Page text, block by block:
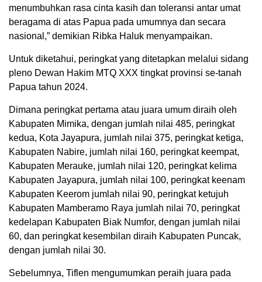
menumbuhkan rasa cinta kasih dan toleransi antar umat
beragama di atas Papua pada umumnya dan secara
nasional,” demikian Ribka Haluk menyampaikan.
Untuk diketahui, peringkat yang ditetapkan melalui sidang
pleno Dewan Hakim MTQ XXX tingkat provinsi se-tanah
Papua tahun 2024.
Dimana peringkat pertama atau juara umum diraih oleh
Kabupaten Mimika, dengan jumlah nilai 485, peringkat
kedua, Kota Jayapura, jumlah nilai 375, peringkat ketiga,
Kabupaten Nabire, jumlah nilai 160, peringkat keempat,
Kabupaten Merauke, jumlah nilai 120, peringkat kelima
Kabupaten Jayapura, jumlah nilai 100, peringkat keenam
Kabupaten Keerom jumlah nilai 90, peringkat ketujuh
Kabupaten Mamberamo Raya jumlah nilai 70, peringkat
kedelapan Kabupaten Biak Numfor, dengan jumlah nilai
60, dan peringkat kesembilan diraih Kabupaten Puncak,
dengan jumlah nilai 30.
Sebelumnya, Tiflen mengumumkan peraih juara pada